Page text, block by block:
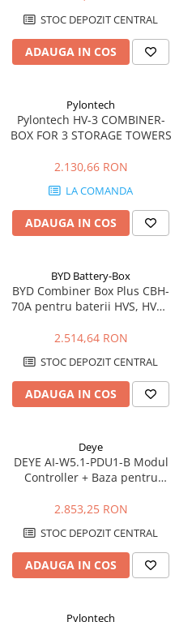
Cabluri cupru coaxial bransament
Cabluri cupru flexibil
Cabluri cupru nearmat
Cabluri flexibile
Cabluri flexibile plate
Cabluri optice
Cabluri semnalizare si control
Conductori flexibili cupru
Conductori rigizi
Cabluri alarma
Cabluri boxe
Cabluri semnalizare incendiu
Trasee electrice
Dulapuri metalice
Materiale instalatii si montaj
Banda perforata
Catarame banda inox
Banda inox
STOC DEPOZIT CENTRAL
ADAUGA IN COS
Pylontech
Pylontech HV-3 COMBINER-
BOX FOR 3 STORAGE TOWERS
2.130,66 RON
LA COMANDA
ADAUGA IN COS
BYD Battery-Box
BYD Combiner Box Plus CBH-
70A pentru baterii HVS, HVM,
2.514,64 RON
STOC DEPOZIT CENTRAL
ADAUGA IN COS
Deye
DEYE AI-W5.1-PDU1-B Modul
Controller + Baza pentru
2.853,25 RON
STOC DEPOZIT CENTRAL
ADAUGA IN COS
Pylontech